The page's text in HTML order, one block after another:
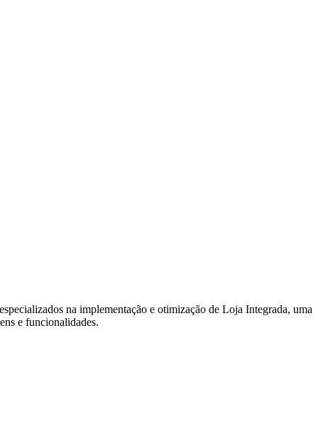
na implementação e otimização de Loja Integrada, uma
e funcionalidades.